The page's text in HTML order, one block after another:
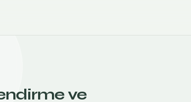
ve